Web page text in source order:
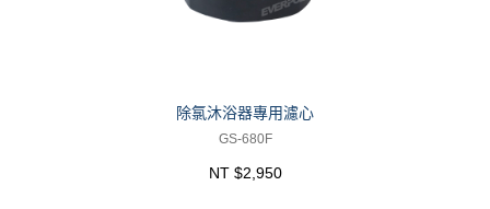
除氯沐浴器專用濾心
GS-680F
NT $2,950